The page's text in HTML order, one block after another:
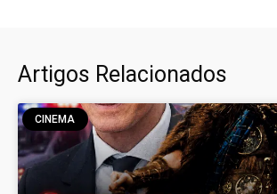
Artigos Relacionados
CINEMA